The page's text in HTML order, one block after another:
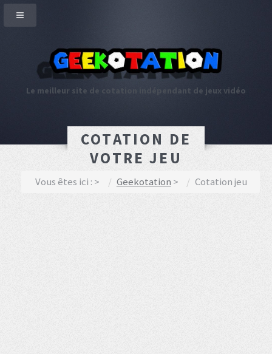
Le meilleur site de cotation indépendant de jeux vidéo
COTATION DE
VOTRE JEU
Vous êtes ici : Geekotation Cotation jeu